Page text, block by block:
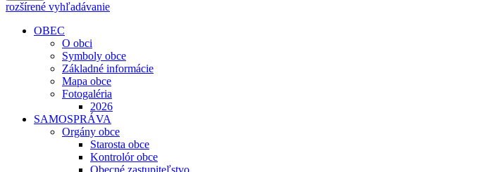
rozšírené vyhľadávanie
OBEC
O obci
Symboly obce
Základné informácie
Mapa obce
Fotogaléria
2026
SAMOSPRÁVA
Orgány obce
Starosta obce
Kontrolór obce
Obecné zastupiteľstvo